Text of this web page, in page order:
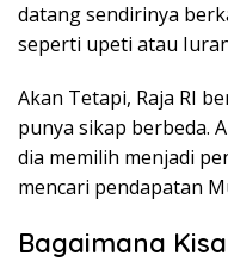
datang sendirinya
seperti upeti atau
Akan Tetapi, Raja RI
punya sikap berbeda.
dia memilih menjadi
mencari pendapatan
Bagaimana